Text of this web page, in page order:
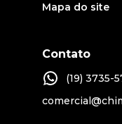
Mapa do site
Contato
(19) 3735-